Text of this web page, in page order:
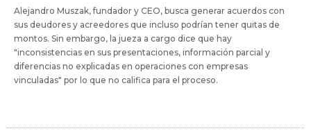
Alejandro Muszak, fundador y CEO, busca generar acuerdos con
sus deudores y acreedores que incluso podrían tener quitas de
montos. Sin embargo, la jueza a cargo dice que hay
"inconsistencias en sus presentaciones, información parcial y
diferencias no explicadas en operaciones con empresas
vinculadas" por lo que no califica para el proceso.